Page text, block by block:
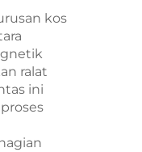
kos
ralat
ini